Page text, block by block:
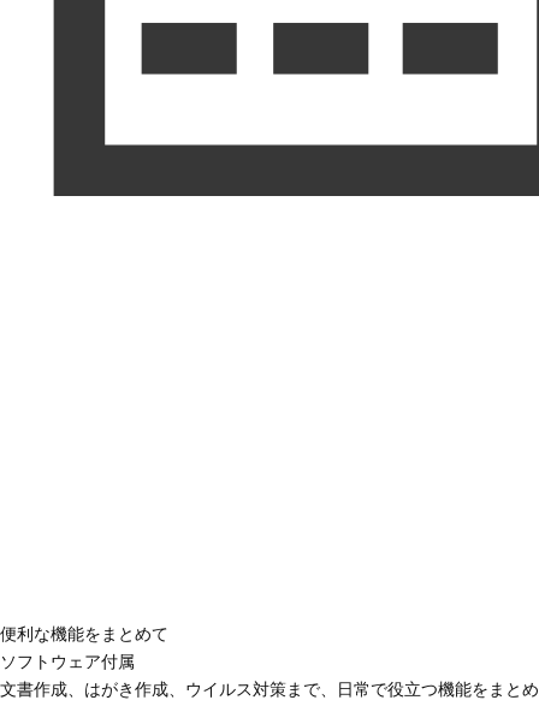
便利な機能をまとめて
ソフトウェア付属
文書作成、はがき作成、ウイルス対策まで、日常で役立つ機能をまと